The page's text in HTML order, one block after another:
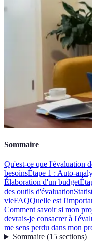
Sommaire
Qu'est-ce que l'évaluation
besoinsÉtape 1 : Auto-
Élaboration d'un budget
des outils d'évaluation
vieFAQQuelle est
Comment savoir si mon
devrais-je consacrer à
me sens perdu dans mon
Sommaire(15 sections)